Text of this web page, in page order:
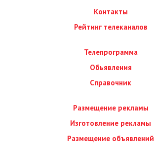
Контакты
Рейтинг телеканалов
Телепрограмма
Обьявления
Справочник
Размещение рекламы
Изготовление рекламы
Размещение объявлений